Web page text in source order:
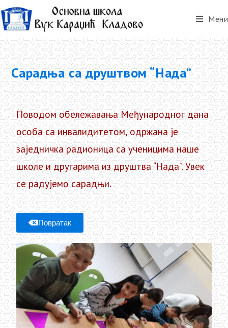
Мени
Сарадња са друштвом “Нада”
Поводом обележавања Међународног дана
особа са инвалидитетом, одржана је
заједничка радионица са ученицима наше
школе и другарима из друштва “Нада”. Увек
се радујемо сарадњи.
Повратак